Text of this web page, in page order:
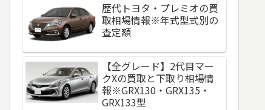
歴代トヨタ・プレミオの買
取相場情報※年式型式別の
査定額
【全グレード】2代目マー
クXの買取と下取り相場情
報※GRX130・GRX135・
GRX133型